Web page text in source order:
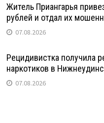
Житель Приангарья
рублей и отдал их
07.08.2026
Рецидивистка получила
наркотиков в
07.08.2026